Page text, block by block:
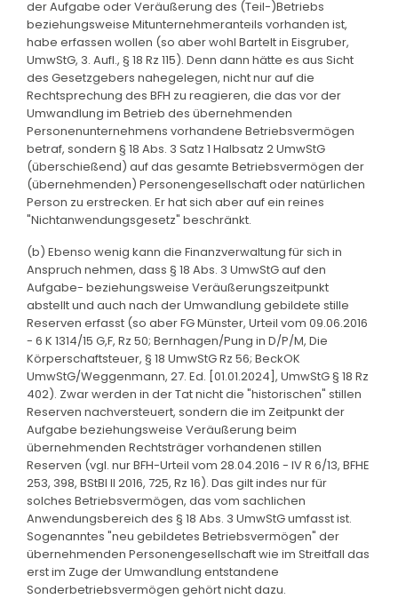
der Aufgabe oder Veräußerung des (Teil-)Betriebs
beziehungsweise Mitunternehmeranteils vorhanden ist,
habe erfassen wollen (so aber wohl Bartelt in Eisgruber,
UmwStG, 3. Aufl., § 18 Rz 115). Denn dann hätte es aus Sicht
des Gesetzgebers nahegelegen, nicht nur auf die
Rechtsprechung des BFH zu reagieren, die das vor der
Umwandlung im Betrieb des übernehmenden
Personenunternehmens vorhandene Betriebsvermögen
betraf, sondern § 18 Abs. 3 Satz 1 Halbsatz 2 UmwStG
(überschießend) auf das gesamte Betriebsvermögen der
(übernehmenden) Personengesellschaft oder natürlichen
Person zu erstrecken. Er hat sich aber auf ein reines
"Nichtanwendungsgesetz" beschränkt.
(b) Ebenso wenig kann die Finanzverwaltung für sich in
Anspruch nehmen, dass § 18 Abs. 3 UmwStG auf den
Aufgabe- beziehungsweise Veräußerungszeitpunkt
abstellt und auch nach der Umwandlung gebildete stille
Reserven erfasst (so aber FG Münster, Urteil vom 09.06.2016
- 6 K 1314/15 G,F, Rz 50; Bernhagen/Pung in D/P/M, Die
Körperschaftsteuer, § 18 UmwStG Rz 56; BeckOK
UmwStG/Weggenmann, 27. Ed. [01.01.2024], UmwStG § 18 Rz
402). Zwar werden in der Tat nicht die "historischen" stillen
Reserven nachversteuert, sondern die im Zeitpunkt der
Aufgabe beziehungsweise Veräußerung beim
übernehmenden Rechtsträger vorhandenen stillen
Reserven (vgl. nur BFH-Urteil vom 28.04.2016 - IV R 6/13, BFHE
253, 398, BStBl II 2016, 725, Rz 16). Das gilt indes nur für
solches Betriebsvermögen, das vom sachlichen
Anwendungsbereich des § 18 Abs. 3 UmwStG umfasst ist.
Sogenanntes "neu gebildetes Betriebsvermögen" der
übernehmenden Personengesellschaft wie im Streitfall das
erst im Zuge der Umwandlung entstandene
Sonderbetriebsvermögen gehört nicht dazu.